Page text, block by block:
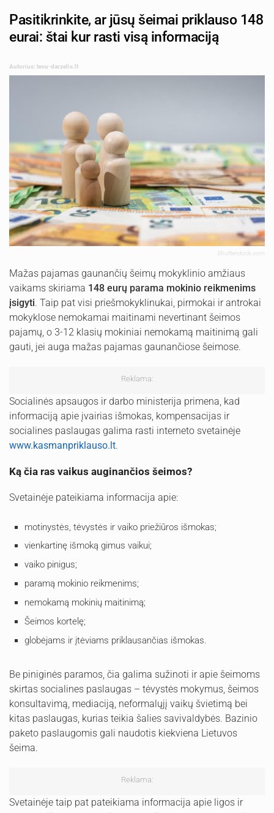
Pasitikrinkite, ar jūsų šeimai priklauso 148
eurai: štai kur rasti visą informaciją
Autorius: tevu-darzelis.lt
Shutterstock.com
Mažas pajamas gaunančių šeimų mokyklinio amžiaus
vaikams skiriama 148 eurų parama mokinio reikmenims
įsigyti. Taip pat visi priešmokyklinukai, pirmokai ir antrokai
mokyklose nemokamai maitinami nevertinant šeimos
pajamų, o 3-12 klasių mokiniai nemokamą maitinimą gali
gauti, jei auga mažas pajamas gaunančiose šeimose.
Reklama:
Socialinės apsaugos ir darbo ministerija primena, kad
informaciją apie įvairias išmokas, kompensacijas ir
socialines paslaugas galima rasti interneto svetainėje
www.kasmanpriklauso.lt.
Ką čia ras vaikus auginančios šeimos?
Svetainėje pateikiama informacija apie:
motinystės, tėvystės ir vaiko priežiūros išmokas;
vienkartinę išmoką gimus vaikui;
vaiko pinigus;
paramą mokinio reikmenims;
nemokamą mokinių maitinimą;
Šeimos kortelę;
globėjams ir įtėviams priklausančias išmokas.
Be piniginės paramos, čia galima sužinoti ir apie šeimoms
skirtas socialines paslaugas – tėvystės mokymus, šeimos
konsultavimą, mediaciją, neformalųjį vaikų švietimą bei
kitas paslaugas, kurias teikia šalies savivaldybės. Bazinio
paketo paslaugomis gali naudotis kiekviena Lietuvos
šeima.
Reklama:
Svetainėje taip pat pateikiama informacija apie ligos ir